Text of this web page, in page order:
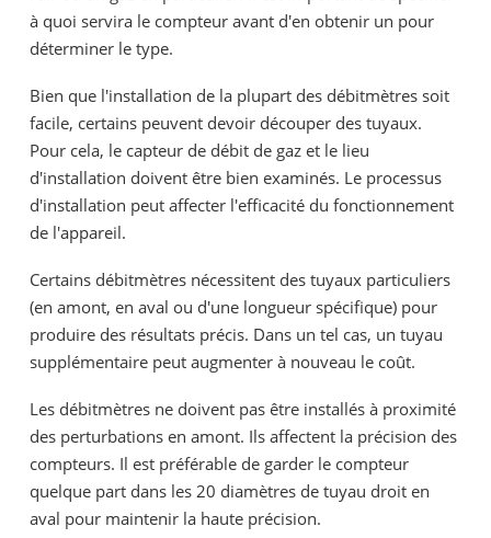
à quoi servira le compteur avant d'en obtenir un pour
déterminer le type.
Bien que l'installation de la plupart des débitmètres soit
facile, certains peuvent devoir découper des tuyaux.
Pour cela, le capteur de débit de gaz et le lieu
d'installation doivent être bien examinés. Le processus
d'installation peut affecter l'efficacité du fonctionnement
de l'appareil.
Certains débitmètres nécessitent des tuyaux particuliers
(en amont, en aval ou d'une longueur spécifique) pour
produire des résultats précis. Dans un tel cas, un tuyau
supplémentaire peut augmenter à nouveau le coût.
Les débitmètres ne doivent pas être installés à proximité
des perturbations en amont. Ils affectent la précision des
compteurs. Il est préférable de garder le compteur
quelque part dans les 20 diamètres de tuyau droit en
aval pour maintenir la haute précision.